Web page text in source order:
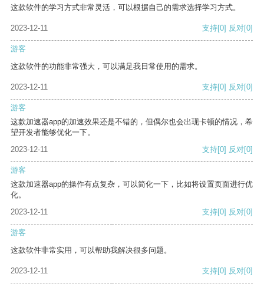
这款软件的学习方式非常灵活，可以根据自己的需求选择学习方式。
2023-12-11 支持[0] 反对[0]
游客
这款软件的功能非常强大，可以满足我日常使用的需求。
2023-12-11 支持[0] 反对[0]
游客
这款加速器app的加速效果还是不错的，但偶尔也会出现卡顿的情况，希
望开发者能够优化一下。
2023-12-11
支持[0] 反对[0]
游客
这款加速器app的操作有点复杂，可以简化一下，比如将设置页面进行优
化。
2023-12-11
支持[0] 反对[0]
游客
这款软件非常实用，可以帮助我解决很多问题。
2023-12-11 支持[0] 反对[0]